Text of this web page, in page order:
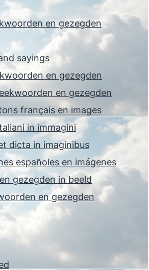
en gezegden
sayings
en gezegden
en gezegden
français en images
in immagini
dicta in imaginibus
españoles en imágenes
gezegden in beeld
en gezegden